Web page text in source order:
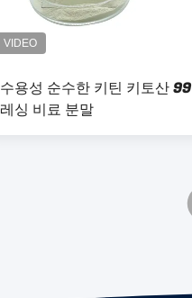
수용성 순수한 키틴 키토산
레싱 비료 분말